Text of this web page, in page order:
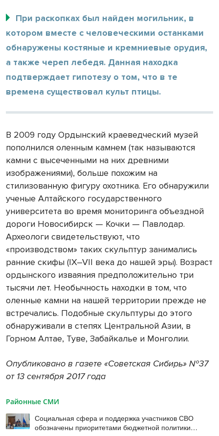
При раскопках был найден могильник, в
котором вместе с человеческими останками
обнаружены костяные и кремниевые орудия,
а также череп лебедя. Данная находка
подтверждает гипотезу о том, что в те
времена существовал культ птицы.
В 2009 году Ордынский краеведческий музей
пополнился оленным камнем (так называются
камни с высеченными на них древними
изображениями), больше похожим на
стилизованную фигуру охотника. Его обнаружили
ученые Алтайского государственного
университета во время мониторинга объездной
дороги Новосибирск — Кочки — Павлодар.
Археологи свидетельствуют, что
«производством» таких скульптур занимались
ранние скифы (IX–VII века до нашей эры). Возраст
ордынского изваяния предположительно три
тысячи лет. Необычность находки в том, что
оленные камни на нашей территории прежде не
встречались. Подобные скульптуры до этого
обнаруживали в степях Центральной Азии, в
Горном Алтае, Туве, Забайкалье и Монголии.
Опубликовано в газете «Советская Сибирь» №37
от 13 сентября 2017 года
Районные СМИ
Социальная сфера и поддержка участников СВО
обозначены приоритетами бюджетной политики